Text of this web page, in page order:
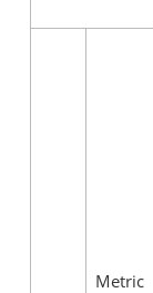
Metric